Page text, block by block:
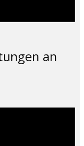
an